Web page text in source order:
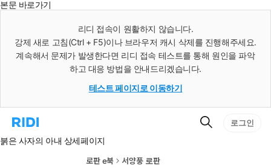
본문 바로가기
리디 접속이 원활하지 않습니다.
강제 새로 고침(Ctrl + F5)이나 브라우저 캐시 삭제를 진행해주세요.
계속해서 문제가 발생한다면 리디 접속 테스트를 통해 원인을 파악
하고 대응 방법을 안내드리겠습니다.
테스트 페이지로 이동하기
리
홈
검
로그인
붉은 사자의 아내 상세페이지
로판 e북 서양풍 로판